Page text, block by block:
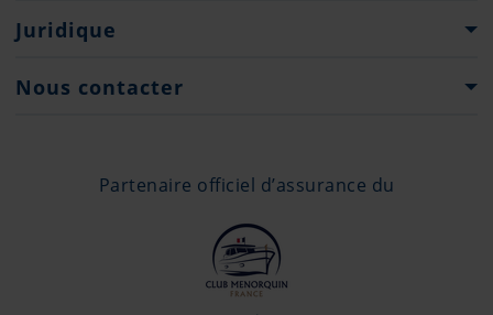
Partenaires
Presse
Que faire...?
Juridique
Droits d'auteur
Nous contacter
monaco@pantaenius.com
Partenaire officiel d’assurance du